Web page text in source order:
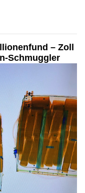
– Zoll
Schmuggler